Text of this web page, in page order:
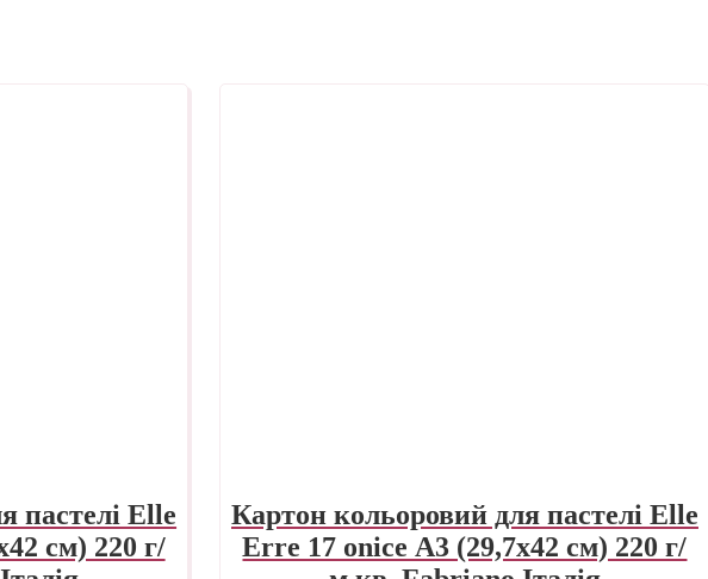
пастелі Elle
см) 220 г/
Картон кольоровий для пастелі Elle
Erre 17 onice А3 (29,7х42 см) 220 г/